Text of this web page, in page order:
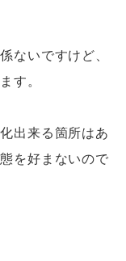
ないですけど、
す。
出来る箇所はあ
を好まないので